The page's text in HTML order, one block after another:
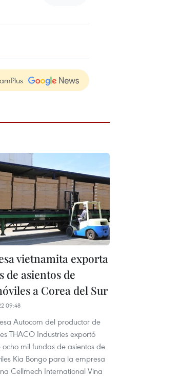
vietnamita exporta
de asientos de
a Corea del Sur
09:48
Autocom del productor de
THACO Industries exportó
mil fundas de asientos de
Kia Bongo para la empresa
Cellmech International Vina